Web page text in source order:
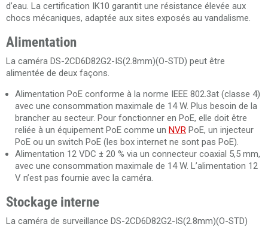
d’eau. La certification IK10 garantit une résistance élevée aux
chocs mécaniques, adaptée aux sites exposés au vandalisme.
Alimentation
La caméra DS-2CD6D82G2-IS(2.8mm)(O-STD) peut être
alimentée de deux façons.
Alimentation PoE conforme à la norme IEEE 802.3at (classe 4)
avec une consommation maximale de 14 W. Plus besoin de la
brancher au secteur. Pour fonctionner en PoE, elle doit être
reliée à un équipement PoE comme un NVR PoE, un injecteur
PoE ou un switch PoE (les box internet ne sont pas PoE).
Alimentation 12 VDC ± 20 % via un connecteur coaxial 5,5 mm,
avec une consommation maximale de 14 W. L’alimentation 12
V n’est pas fournie avec la caméra.
Stockage interne
La caméra de surveillance DS-2CD6D82G2-IS(2.8mm)(O-STD)